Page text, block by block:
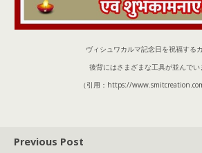
ヴィシュワカルマ記念日を祝福するカ
後背にはさまざまな工具が並んでい
（引用：https://
Previous Post